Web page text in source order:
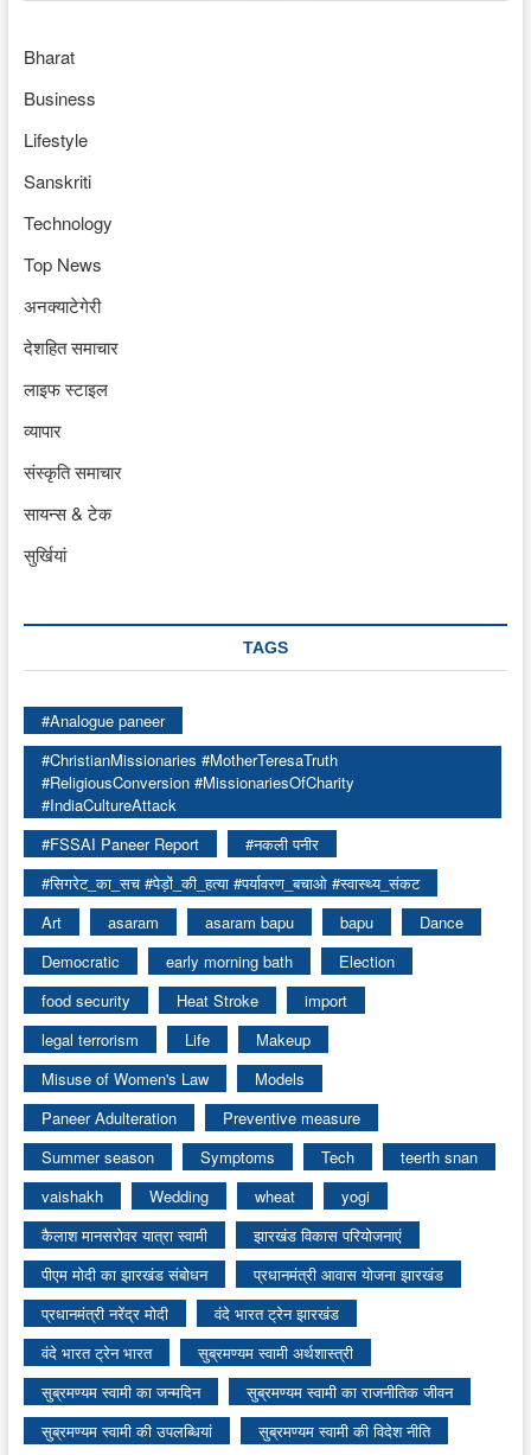
Bharat
Business
Lifestyle
Sanskriti
Technology
Top News
अनक्याटेगेरी
देशहित समाचार
लाइफ स्टाइल
व्यापार
संस्कृति समाचार
सायन्स & टेक
सुर्खियां
TAGS
#Analogue paneer
#ChristianMissionaries #MotherTeresaTruth
#ReligiousConversion #MissionariesOfCharity
#IndiaCultureAttack
#FSSAI Paneer Report
#नकली पनीर
#सिगरेट_का_सच #पेड़ों_की_हत्या #पर्यावरण_बचाओ #स्वास्थ्य_संकट
Art
asaram asaram bapu bapu
Dance
Democratic
early morning bath
Election
food security
Heat Stroke
import
legal terrorism
Life
Makeup
Misuse of Women's Law
Models
Paneer Adulteration
Preventive measure
Summer season
Symptoms Tech
teerth snan
vaishakh
Wedding wheat
yogi
कैलाश मानसरोवर यात्रा स्वामी
झारखंड विकास परियोजनाएं
पीएम मोदी का झारखंड संबोधन
प्रधानमंत्री आवास योजना झारखंड
प्रधानमंत्री नरेंद्र मोदी
वंदे भारत ट्रेन झारखंड
वंदे भारत ट्रेन भारत
सुब्रमण्यम स्वामी अर्थशास्त्री
सुब्रमण्यम स्वामी का जन्मदिन
सुब्रमण्यम स्वामी का राजनीतिक जीवन
सुब्रमण्यम स्वामी की उपलब्धियां
सुब्रमण्यम स्वामी की विदेश नीति